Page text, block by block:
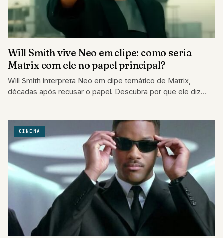
Will Smith vive Neo em clipe: como seria
Matrix com ele no papel principal?
Will Smith interpreta Neo em clipe temático de Matrix,
décadas após recusar o papel. Descubra por que ele diz
CINEMA